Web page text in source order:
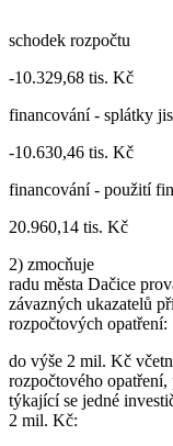
schodek rozpočtu
-10.329,68 tis. Kč
financování - splátky
-10.630,46 tis. Kč
financování - použití
20.960,14 tis. Kč
2) zmocňuje
radu města Dačice
závazných ukazatelů
rozpočtových opatření:
do výše 2 mil. Kč
rozpočtového
týkající se jedné
2 mil. Kč: